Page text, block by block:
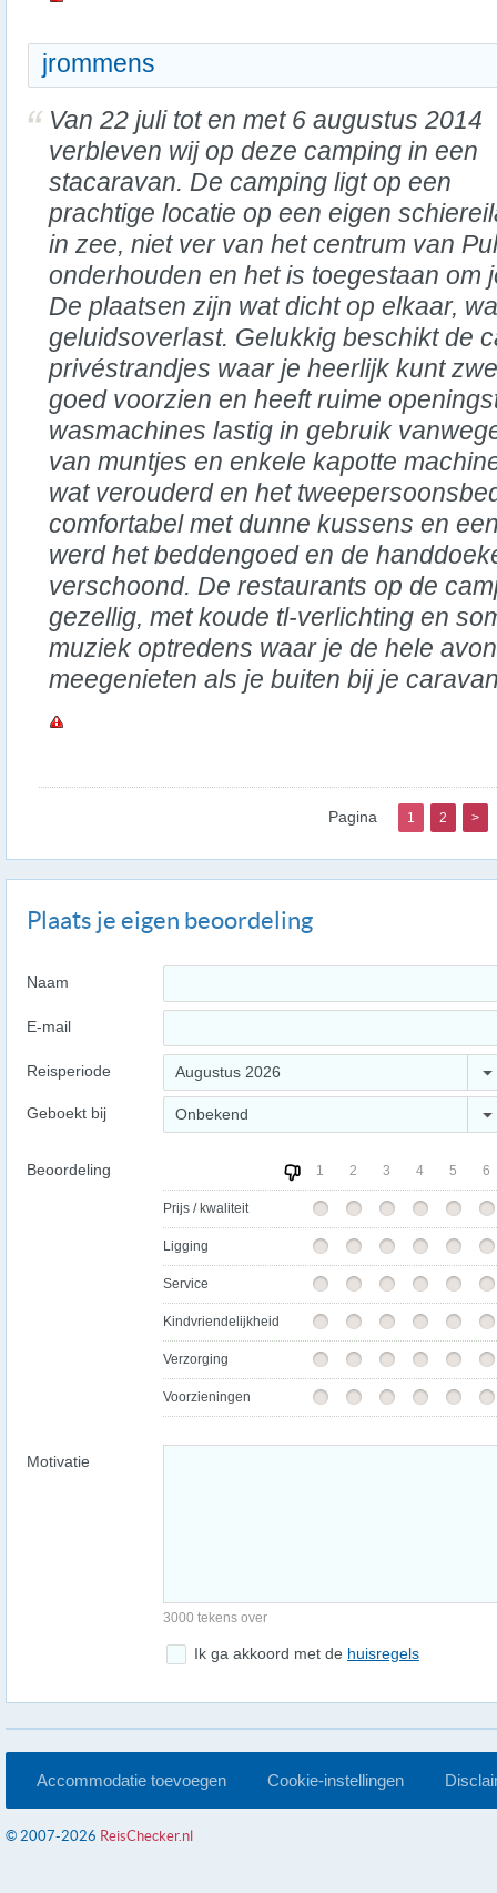
jrommens
Van 22 juli tot en met 6 augustus 2014
verbleven wij op deze camping in een
stacaravan. De camping ligt op een
prachtige locatie op een eigen
in zee, niet ver van het centrum van
onderhouden en het is toegestaan om
De plaatsen zijn wat dicht op elkaar,
geluidsoverlast. Gelukkig beschikt de
privéstrandjes waar je heerlijk kunt
goed voorzien en heeft ruime
wasmachines lastig in gebruik
van muntjes en enkele kapotte
wat verouderd en het
comfortabel met dunne kussens en
werd het beddengoed en de
verschoond. De restaurants op de
gezellig, met koude tl-verlichting en
muziek optredens waar je de hele
meegenieten als je buiten bij je
Pagina 1 2 >
Plaats je eigen beoordeling
Naam
E-mail
Reisperiode Augustus 2026
Geboekt bij Onbekend
Beoordeling 1 2 3 4 5 6
Prijs / kwaliteit
Ligging
Service
Kindvriendelijkheid
Verzorging
Voorzieningen
Motivatie
3000 tekens over
Ik ga akkoord met de huisregels
Accommodatie toevoegen Cookie-instellingen
© 2007-2026 ReisChecker.nl